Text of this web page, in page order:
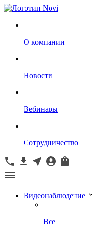
О компании
Новости
Вебинары
Сотрудничество
Видеонаблюдение
Все